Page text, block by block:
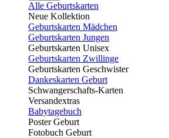
Alle Geburtskarten
Neue Kollektion
Geburtskarten Mädchen
Geburtskarten Jungen
Geburtskarten Unisex
Geburtskarten Zwillinge
Geburtskarten Geschwister
Dankeskarten Geburt
Schwangerschafts-Karten
Versandextras
Babytagebuch
Poster Geburt
Fotobuch Geburt